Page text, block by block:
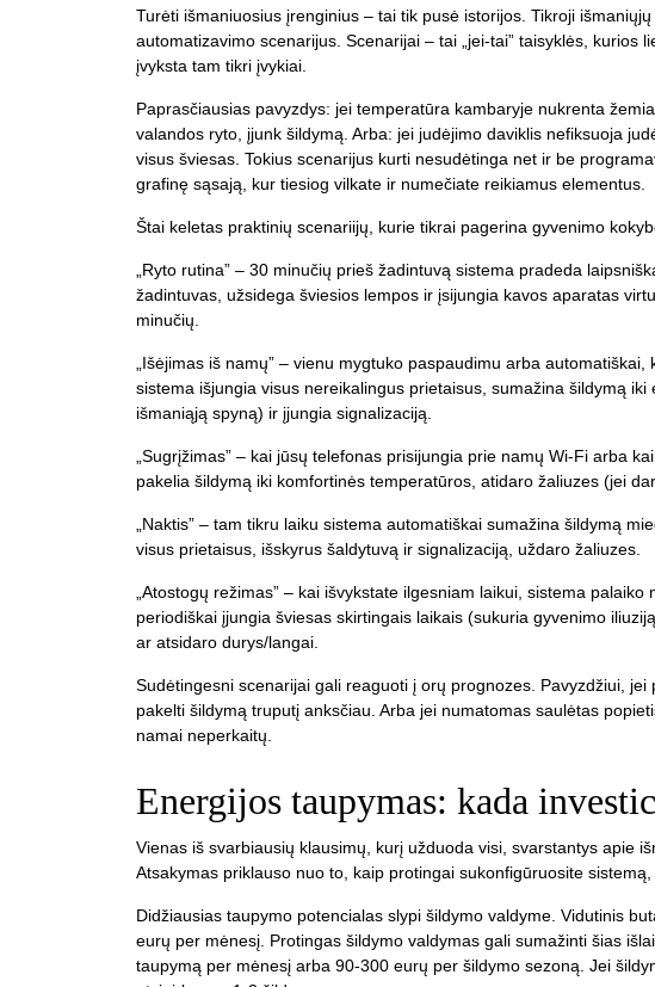
Turėti išmaniuosius įrenginius – tai tik pusė istorijos. Tikroji
automatizavimo scenarijus. Scenarijai – tai „jei-tai” taisyklės, kurios
įvyksta tam tikri įvykiai.
Paprasčiausias pavyzdys: jei temperatūra kambaryje nukrenta
valandos ryto, įjunk šildymą. Arba: jei judėjimo daviklis nefiksuoja
visus šviesas. Tokius scenarijus kurti nesudėtinga net ir be
grafinę sąsają, kur tiesiog vilkate ir numečiate reikiamus elementus.
Štai keletas praktinių scenariijų, kurie tikrai pagerina gyvenimo
„Ryto rutina” – 30 minučių prieš žadintuvą sistema pradeda
žadintuvas, užsidega šviesios lempos ir įsijungia kavos aparatas
minučių.
„Išėjimas iš namų” – vienu mygtuko paspaudimu arba
sistema išjungia visus nereikalingus prietaisus, sumažina šildymą
išmaniąją spyną) ir įjungia signalizaciją.
„Sugrįžimas” – kai jūsų telefonas prisijungia prie namų Wi-Fi arba
pakelia šildymą iki komfortinės temperatūros, atidaro žaliuzes (jei dar
„Naktis” – tam tikru laiku sistema automatiškai sumažina šildymą
visus prietaisus, išskyrus šaldytuvą ir signalizaciją, uždaro žaliuzes.
„Atostogų režimas” – kai išvykstate ilgesniam laikui, sistema
periodiškai įjungia šviesas skirtingais laikais (sukuria gyvenimo
ar atsidaro durys/langai.
Sudėtingesni scenarijai gali reaguoti į orų prognozes. Pavyzdžiui,
pakelti šildymą truputį anksčiau. Arba jei numatomas saulėtas
namai neperkaitų.
Energijos taupymas: kada
Vienas iš svarbiausių klausimų, kurį užduoda visi, svarstantys apie
Atsakymas priklauso nuo to, kaip protingai sukonfigūruosite
Didžiausias taupymo potencialas slypi šildymo valdyme. Vidutinis
eurų per mėnesį. Protingas šildymo valdymas gali sumažinti šias
taupymą per mėnesį arba 90-300 eurų per šildymo sezoną. Jei